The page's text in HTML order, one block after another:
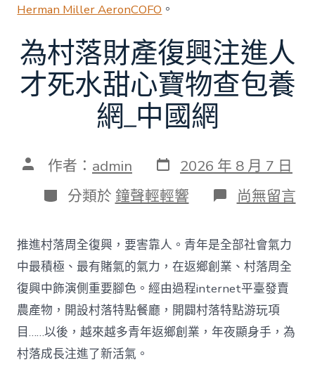
Herman Miller AeronCOFO 。
為村落財產復興注進人
才死水甜心寶物查包養
網_中國網
文 作者： admin 發
表
日
期
2026 年 8 月 7 日
分
類
分類於 鐘聲輕輕響 在
〈為
落
財
產
復
興
注
進
人
尚無留言
推進村落周全復興，要害靠人。青年是全部社會氣力
中最積極、最有賭氣的氣力，在返鄉創業、村落周全
復興中飾演側重要腳色。經由過程internet平臺發賣
農產物，開設村落特點餐廳，開闢村落特點游玩項
目……以後，越來越多青年返鄉創業，年夜顯身手，為
村落成長注進了新活氣。